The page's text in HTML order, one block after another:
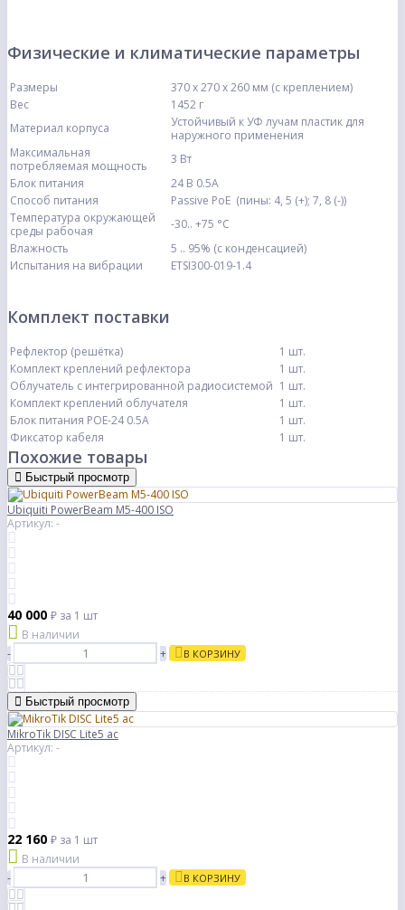
Физические и климатические параметры
Размеры
370 x 270 x 260 мм (с креплением)
Вес
1452 г
Материал корпуса
Устойчивый к УФ лучам пластик для
наружного применения
Максимальная
потребляемая мощность
3 Вт
Блок питания
24 В 0.5А
Способ питания
Passive PoE (пины: 4, 5 (+); 7, 8 (-))
Температура окружающей
среды рабочая
-30.. +75 °С
Влажность
5 .. 95% (с конденсацией)
Испытания на вибрации
ETSI300-019-1.4
Комплект поставки
Рефлектор (решётка)
1 шт.
Комплект креплений рефлектора
1 шт.
Облучатель с интегрированной радиосистемой 1 шт.
Комплект креплений облучателя
1 шт.
Блок питания POE-24 0.5А
1 шт.
Фиксатор кабеля
1 шт.
Похожие товары
Быстрый просмотр
Ubiquiti PowerBeam M5-400 ISO
Артикул: -
40 000 ₽ за 1 шт
В наличии
-
+ В КОРЗИНУ
Быстрый просмотр
MikroTik DISC Lite5 ac
Артикул: -
22 160 ₽ за 1 шт
В наличии
-
+ В КОРЗИНУ